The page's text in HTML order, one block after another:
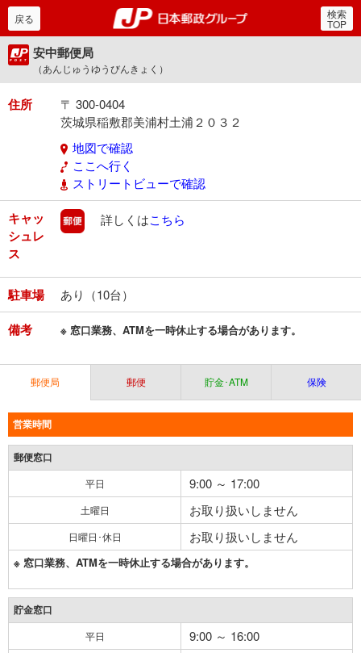
郵便局・日本郵政グルー
戻る 検索
TOP
安中郵便局
（あんじゅうゆうびんきょく）
住所
〒 300-0404
茨城県稲敷郡美浦村土浦２０３２
地図で確認
ここへ行く
ストリートビューで確認
キャッ
シュレ
ス
郵便
詳しくはこちら
駐車場 あり（10台）
備考 ※ 窓口業務、ATMを一時休止する場合があります。
郵便局 郵便 貯金･ATM 保険
営業時間
郵便窓口
平日 9:00 ～ 17:00
土曜日 お取り扱いしません
日曜日･休日 お取り扱いしません
※ 窓口業務、ATMを一時休止する場合があります。
貯金窓口
平日 9:00 ～ 16:00